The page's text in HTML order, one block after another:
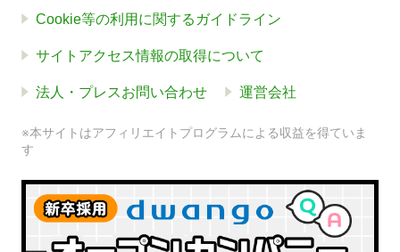
Cookie等の利用に関するガイドライン
サイトアクセス情報の取得について
法人・プレスお問い合わせ 運営会社
※本サイトはアフィリエイトプログラムによる収益を得ていま
す